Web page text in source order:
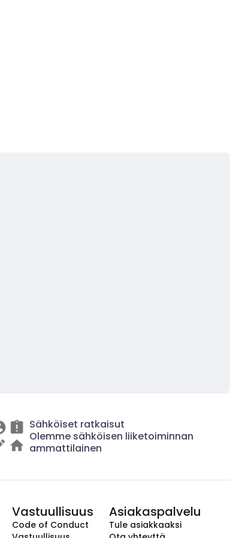
Sähköiset ratkaisut
Olemme sähköisen liiketoiminnan
ammattilainen
Vastuullisuus
Code of Conduct
Asiakaspalvelu
Tule asiakkaaksi